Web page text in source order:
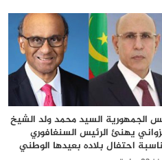
الجمهورية السيد محمد ولد الشيخ
يهنئ الرئيس السنغافوري
احتفال بلاده بعيدها الوطني